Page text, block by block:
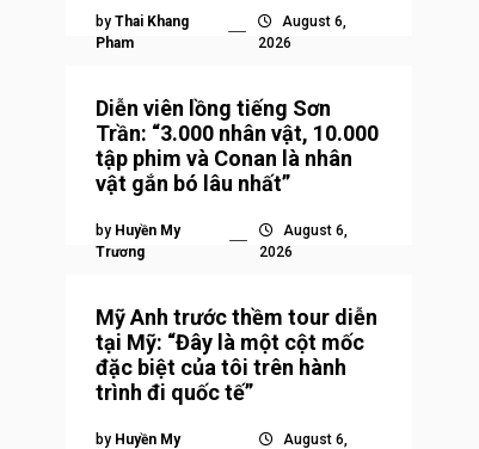
by Thai Khang
Pham
August 6,
2026
Diễn viên lồng tiếng Sơn
Trần: “3.000 nhân vật, 10.000
tập phim và Conan là nhân
vật gắn bó lâu nhất”
by Huyền My
Trương
August 6,
2026
Mỹ Anh trước thềm tour diễn
tại Mỹ: “Đây là một cột mốc
đặc biệt của tôi trên hành
trình đi quốc tế”
by Huyền My
August 6,